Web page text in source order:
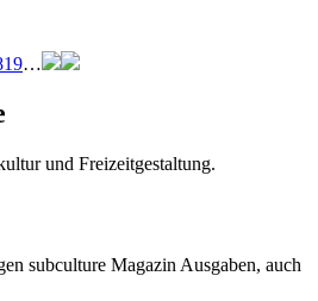
19…
und Freizeitgestaltung.
subculture Magazin Ausgaben, auch